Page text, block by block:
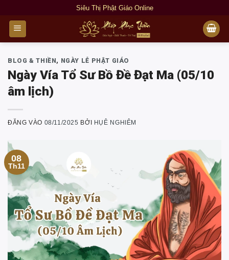
qua
nội
Siêu Thị Phật Giáo Online
BLOG & THIỀN , NGÀY LỄ PHẬT GIÁO
Ngày Vía Tổ Sư Bồ Đề Đạt Ma (05/10
âm lịch)
ĐĂNG VÀO 08/11/2025 BỞI HỤÊ NGHIÊM
08
Th11